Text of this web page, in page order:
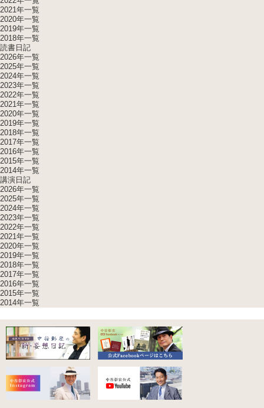
2021年一覧
2020年一覧
2019年一覧
2018年一覧
読書日記
2026年一覧
2025年一覧
2024年一覧
2023年一覧
2022年一覧
2021年一覧
2020年一覧
2019年一覧
2018年一覧
2017年一覧
2016年一覧
2015年一覧
2014年一覧
講演日記
2026年一覧
2025年一覧
2024年一覧
2023年一覧
2022年一覧
2021年一覧
2020年一覧
2019年一覧
2018年一覧
2017年一覧
2016年一覧
2015年一覧
2014年一覧